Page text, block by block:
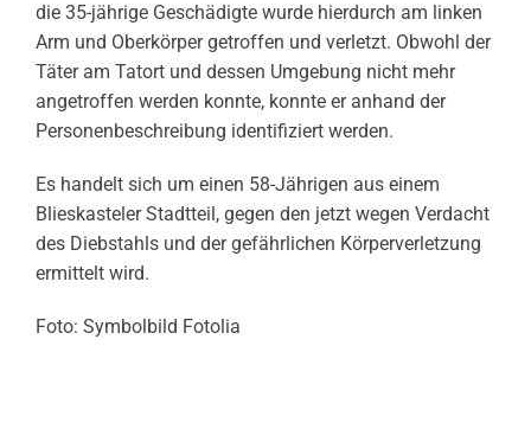
die 35-jährige Geschädigte wurde hierdurch am linken
Arm und Oberkörper getroffen und verletzt. Obwohl der
Täter am Tatort und dessen Umgebung nicht mehr
angetroffen werden konnte, konnte er anhand der
Personenbeschreibung identifiziert werden.
Es handelt sich um einen 58-Jährigen aus einem
Blieskasteler Stadtteil, gegen den jetzt wegen Verdacht
des Diebstahls und der gefährlichen Körperverletzung
ermittelt wird.
Foto: Symbolbild Fotolia